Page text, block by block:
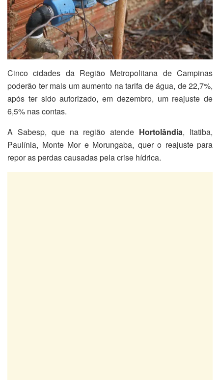
Cinco cidades da Região Metropolitana de Campinas
poderão ter mais um aumento na tarifa de água, de 22,7%,
após ter sido autorizado, em dezembro, um reajuste de
6,5% nas contas.
A Sabesp, que na região atende Hortolândia, Itatiba,
Paulínia, Monte Mor e Morungaba, quer o reajuste para
repor as perdas causadas pela crise hídrica.